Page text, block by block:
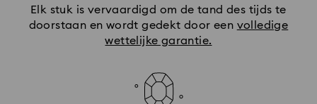
Elk stuk is vervaardigd om de tand des tijds te
doorstaan en wordt gedekt door een volledige
wettelijke garantie.